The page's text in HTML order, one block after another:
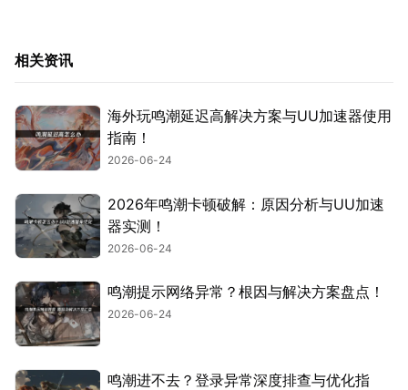
相关资讯
海外玩鸣潮延迟高解决方案与UU加速器使用
指南！
2026-06-24
2026年鸣潮卡顿破解：原因分析与UU加速
器实测！
2026-06-24
鸣潮提示网络异常？根因与解决方案盘点！
2026-06-24
鸣潮进不去？登录异常深度排查与优化指